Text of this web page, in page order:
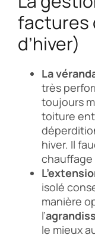
factures
d’hiver)
La
très
toujours
toiture
hiver. Il
chauffage
isolé
manière
l’
le mieux